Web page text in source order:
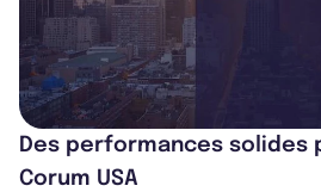
Des performances solides
Corum USA